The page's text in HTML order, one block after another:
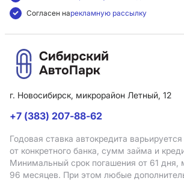
Согласен нарекламную рассылку
г. Новосибирск, микрорайон Летный, 12
+7 (383) 207-88-62
Годовая ставка автокредита
от конкретного банка, сумм займа и
Минимальный срок погашения от 61 дня,
96 месяцев. При этом любые